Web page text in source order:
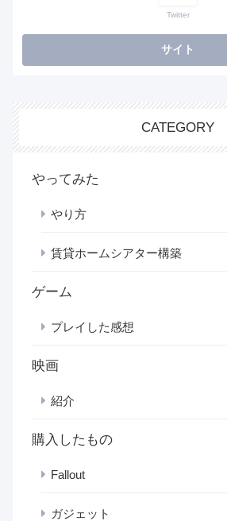
Twitter
CATEGORY
やってみた
やり方
賃貸ホームシアター構築
ゲーム
プレイした感想
映画
紹介
購入したもの
Fallout
ガジェット